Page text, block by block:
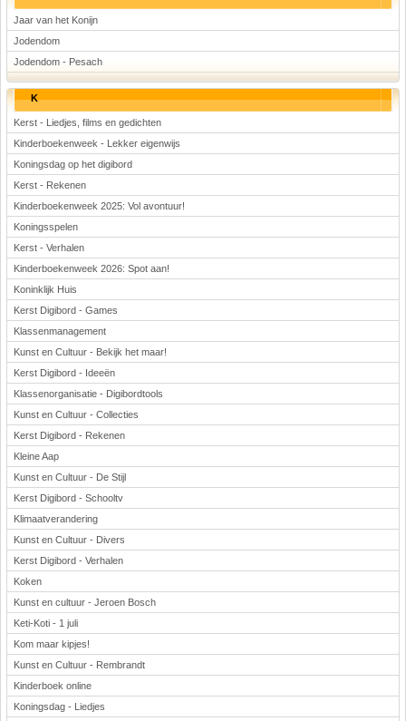
Jaar van het Konijn
Jodendom
Jodendom - Pesach
K
Kerst - Liedjes, films en gedichten
Kinderboekenweek - Lekker eigenwijs
Koningsdag op het digibord
Kerst - Rekenen
Kinderboekenweek 2025: Vol avontuur!
Koningsspelen
Kerst - Verhalen
Kinderboekenweek 2026: Spot aan!
Koninklijk Huis
Kerst Digibord - Games
Klassenmanagement
Kunst en Cultuur - Bekijk het maar!
Kerst Digibord - Ideeën
Klassenorganisatie - Digibordtools
Kunst en Cultuur - Collecties
Kerst Digibord - Rekenen
Kleine Aap
Kunst en Cultuur - De Stijl
Kerst Digibord - Schooltv
Klimaatverandering
Kunst en Cultuur - Divers
Kerst Digibord - Verhalen
Koken
Kunst en cultuur - Jeroen Bosch
Keti-Koti - 1 juli
Kom maar kipjes!
Kunst en Cultuur - Rembrandt
Kinderboek online
Koningsdag - Liedjes